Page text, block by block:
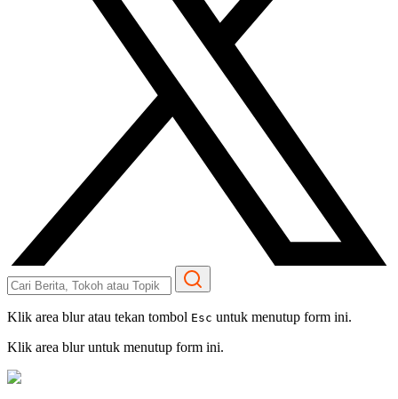
Klik area blur atau tekan tombol Esc untuk menutup form ini.
Klik area blur untuk menutup form ini.